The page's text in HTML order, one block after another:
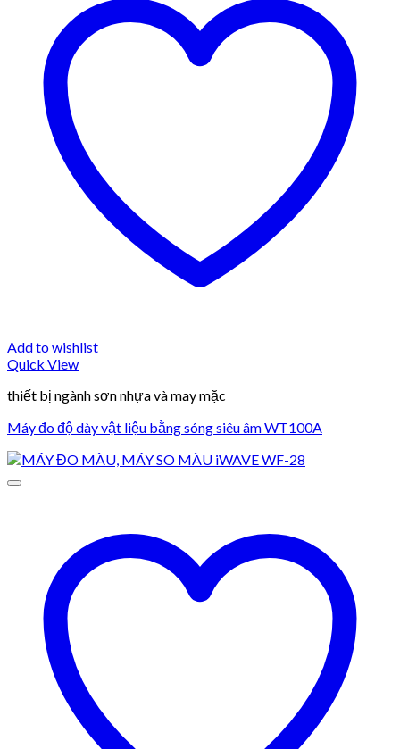
Add to wishlist
Quick View
thiết bị ngành sơn nhựa và may mặc
Máy đo độ dày vật liệu bằng sóng siêu âm WT100A